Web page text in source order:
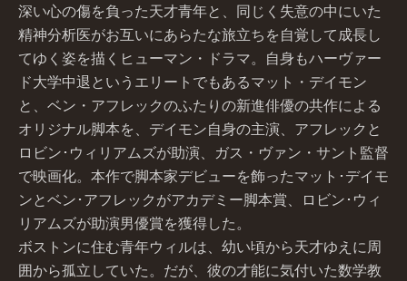
深い心の傷を負った天才青年と、同じく失意の中にいた
精神分析医がお互いにあらたな旅立ちを自覚して成長し
てゆく姿を描くヒューマン・ドラマ。自身もハーヴァー
ド大学中退というエリートでもあるマット・デイモン
と、ベン・アフレックのふたりの新進俳優の共作による
オリジナル脚本を、デイモン自身の主演、アフレックと
ロビン･ウィリアムズが助演、ガス・ヴァン・サント監督
で映画化。本作で脚本家デビューを飾ったマット･デイモ
ンとベン･アフレックがアカデミー脚本賞、ロビン･ウィ
リアムズが助演男優賞を獲得した。
ボストンに住む青年ウィルは、幼い頃から天才ゆえに周
囲から孤立していた。だが、彼の才能に気付いた数学教